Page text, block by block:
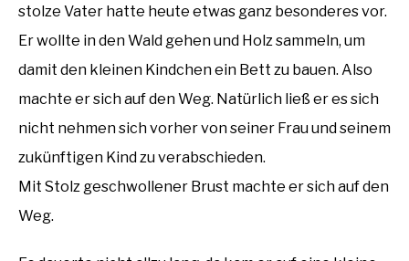
stolze Vater hatte heute etwas ganz besonderes vor.
Er wollte in den Wald gehen und Holz sammeln, um
damit den kleinen Kindchen ein Bett zu bauen. Also
machte er sich auf den Weg. Natürlich ließ er es sich
nicht nehmen sich vorher von seiner Frau und seinem
zukünftigen Kind zu verabschieden.
Mit Stolz geschwollener Brust machte er sich auf den
Weg.